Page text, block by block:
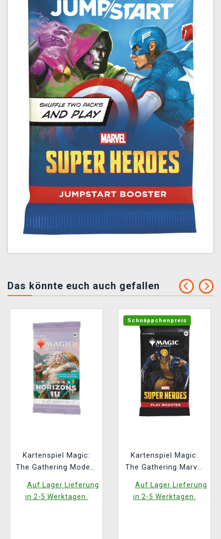
Das könnte euch auch gefallen
Kartenspiel Magic:
The Gathering Modern
Booster (14 Karten)
(ENGLISCHE
Auf Lager Lieferung
in 2-5 Werktagen.
Schnäppchenpreis
Kartenspiel Magic:
The Gathering Marvel
Booster (14 Karten)
Auf Lager Lieferung
in 2-5 Werktagen.